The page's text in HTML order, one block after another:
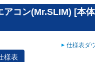
アコン(Mr.SLIM) [本
仕様表ダ
様表